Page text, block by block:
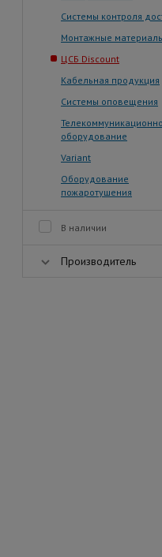
Системы контроля
Монтажные
ЦСБ Discount
Кабельная продукция
Системы оповещения
оборудование
Variant
Оборудование
пожаротушения
В наличии
Производитель